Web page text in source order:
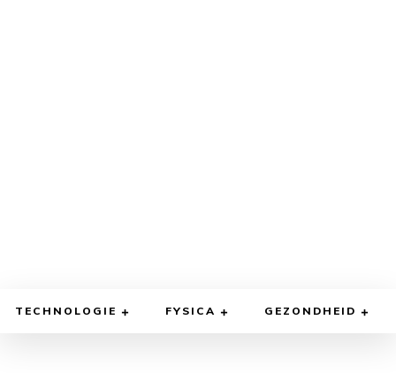
TECHNOLOGIE FYSICA GEZONDHEID